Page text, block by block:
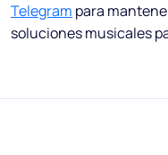
Telegram para
soluciones musicales